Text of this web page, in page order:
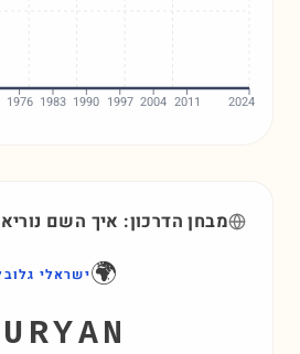
1976 1983 1990 1997 2004 2011 2024
מבחן הדרכון: איך השם
🌍ישראלי